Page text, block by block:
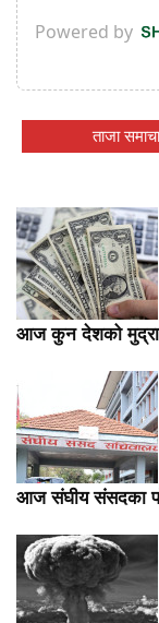
ताजा
आज कुन देशको
आज संघीय संसदका